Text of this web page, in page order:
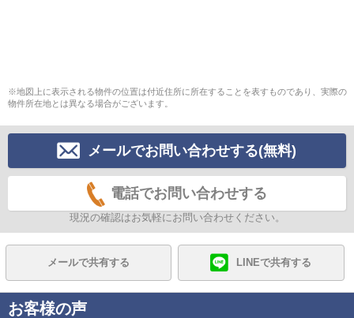
※地図上に表示される物件の位置は付近住所に所在することを表すものであり、実際の
物件所在地とは異なる場合がございます。
メールでお問い合わせする(無料)
電話でお問い合わせする
現況の確認はお気軽にお問い合わせください。
メールで共有する LINEで共有する
お客様の声